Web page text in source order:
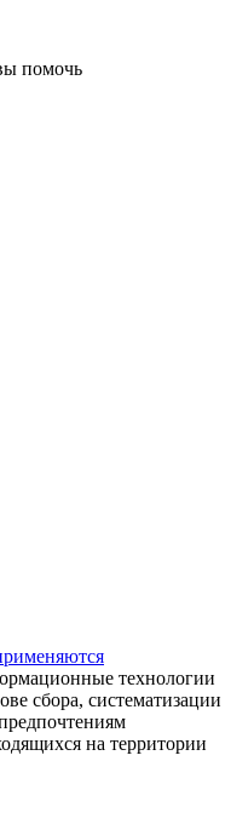
помочь
технологии
сбора, систематизации
на территории